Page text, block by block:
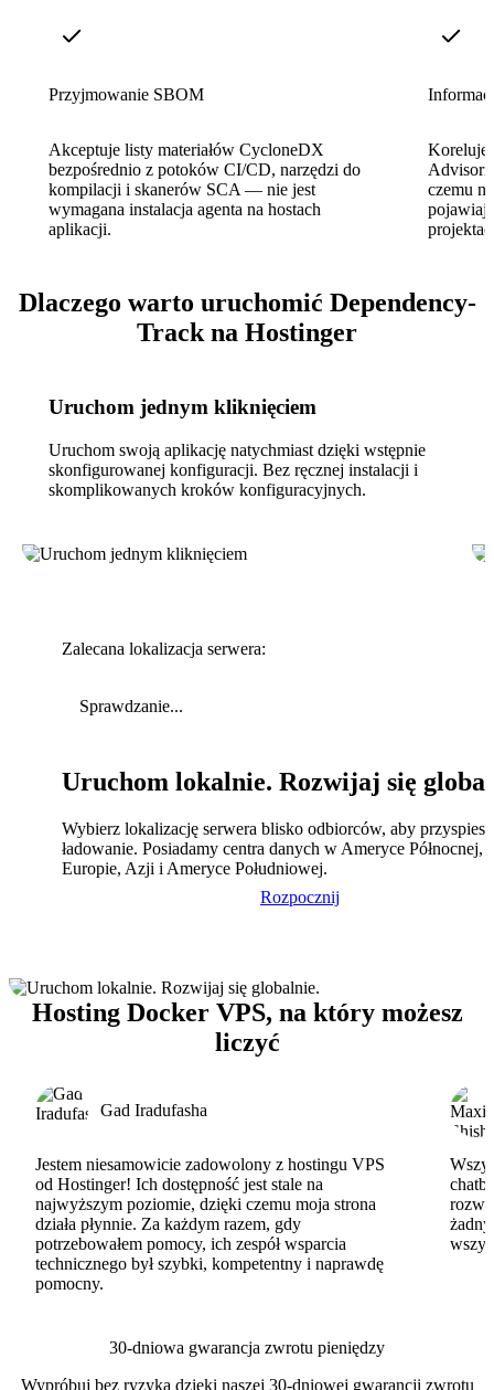
Przyjmowanie SBOM
Akceptuje listy materiałów CycloneDX
bezpośrednio z potoków CI/CD, narzędzi do
kompilacji i skanerów SCA — nie jest
wymagana instalacja agenta na hostach
aplikacji.
Koreluje
czemu
Dlaczego warto uruchomić Dependency-
Track na Hostinger
Uruchom jednym kliknięciem
Uruchom swoją aplikację natychmiast dzięki wstępnie
skonfigurowanej konfiguracji. Bez ręcznej instalacji i
skomplikowanych kroków konfiguracyjnych.
Zalecana lokalizacja serwera:
Sprawdzanie...
Uruchom lokalnie. Rozwijaj się
Wybierz lokalizację serwera blisko odbiorców, aby
ładowanie. Posiadamy centra danych w Ameryce Północnej,
Europie, Azji i Ameryce Południowej.
Rozpocznij
Hosting Docker VPS, na który możesz
liczyć
Gad Iradufasha
Jestem niesamowicie zadowolony z hostingu VPS
od Hostinger! Ich dostępność jest stale na
najwyższym poziomie, dzięki czemu moja strona
działa płynnie. Za każdym razem, gdy
potrzebowałem pomocy, ich zespół wsparcia
technicznego był szybki, kompetentny i naprawdę
pomocny.
30-dniowa gwarancja zwrotu pieniędzy
Wypróbuj bez ryzyka dzięki naszej 30-dniowej gwarancji zwrotu